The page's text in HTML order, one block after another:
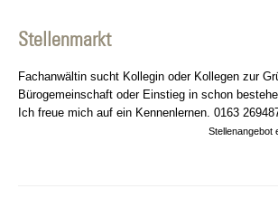
Stellenmarkt
Fachanwältin sucht Kollegin oder Kollegen zur
Bürogemeinschaft oder Einstieg in schon
Ich freue mich auf ein Kennenlernen. 0163
Stellenangebot